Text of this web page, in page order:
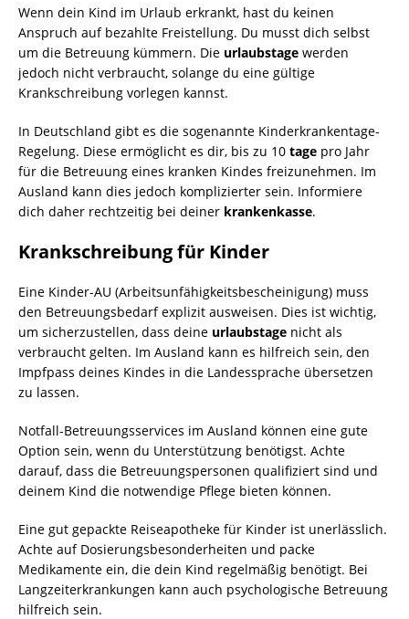
Wenn dein Kind im Urlaub erkrankt, hast du keinen
Anspruch auf bezahlte Freistellung. Du musst dich selbst
um die Betreuung kümmern. Die urlaubstage werden
jedoch nicht verbraucht, solange du eine gültige
Krankschreibung vorlegen kannst.
In Deutschland gibt es die sogenannte Kinderkrankentage-
Regelung. Diese ermöglicht es dir, bis zu 10 tage pro Jahr
für die Betreuung eines kranken Kindes freizunehmen. Im
Ausland kann dies jedoch komplizierter sein. Informiere
dich daher rechtzeitig bei deiner krankenkasse.
Krankschreibung für Kinder
Eine Kinder-AU (Arbeitsunfähigkeitsbescheinigung) muss
den Betreuungsbedarf explizit ausweisen. Dies ist wichtig,
um sicherzustellen, dass deine urlaubstage nicht als
verbraucht gelten. Im Ausland kann es hilfreich sein, den
Impfpass deines Kindes in die Landessprache übersetzen
zu lassen.
Notfall-Betreuungsservices im Ausland können eine gute
Option sein, wenn du Unterstützung benötigst. Achte
darauf, dass die Betreuungspersonen qualifiziert sind und
deinem Kind die notwendige Pflege bieten können.
Eine gut gepackte Reiseapotheke für Kinder ist unerlässlich.
Achte auf Dosierungsbesonderheiten und packe
Medikamente ein, die dein Kind regelmäßig benötigt. Bei
Langzeiterkrankungen kann auch psychologische Betreuung
hilfreich sein.